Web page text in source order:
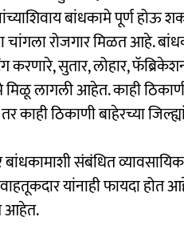
बांधकामे पूर्ण होऊ
चांगला रोजगार मिळत आहे.
करणारे, सुतार, लोहार,
लागली आहेत. काही
ठिकाणी बाहेरच्या
संबंधित
यांनाही फायदा होत
आहेत.